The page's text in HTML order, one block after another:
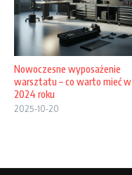
Nowoczesne wyposażenie
warsztatu – co warto mieć w
2024 roku
2025-10-20